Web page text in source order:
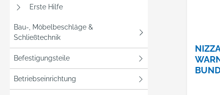
Erste Hilfe
Bau-, Möbelbeschläge &
Schließtechnik
Befestigungsteile
Betriebseinrichtung